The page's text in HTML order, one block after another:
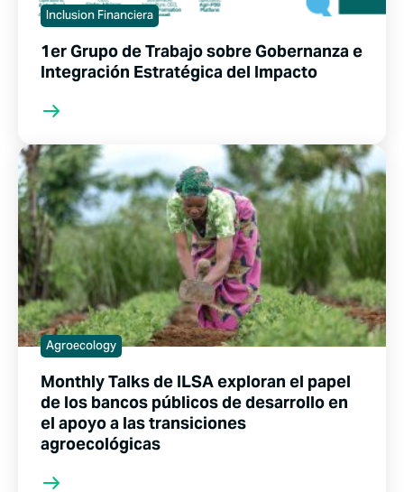
Inclusion Financiera
1er Grupo de Trabajo sobre Gobernanza e
Integración Estratégica del Impacto
Agroecology
Monthly Talks de ILSA exploran el papel
de los bancos públicos de desarrollo en
el apoyo a las transiciones
agroecológicas